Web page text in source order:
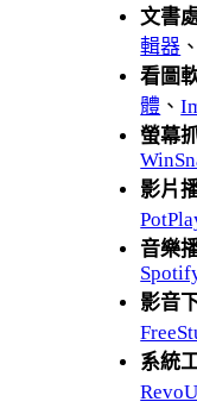
文書
輯器
看圖
體 、
螢幕
影片
音樂
影音
系統